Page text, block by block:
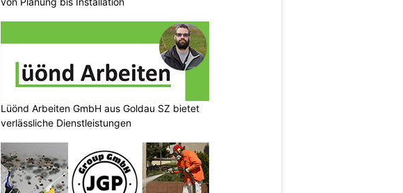
Lüönd Arbeiten GmbH aus Goldau SZ bietet
verlässliche Dienstleistungen